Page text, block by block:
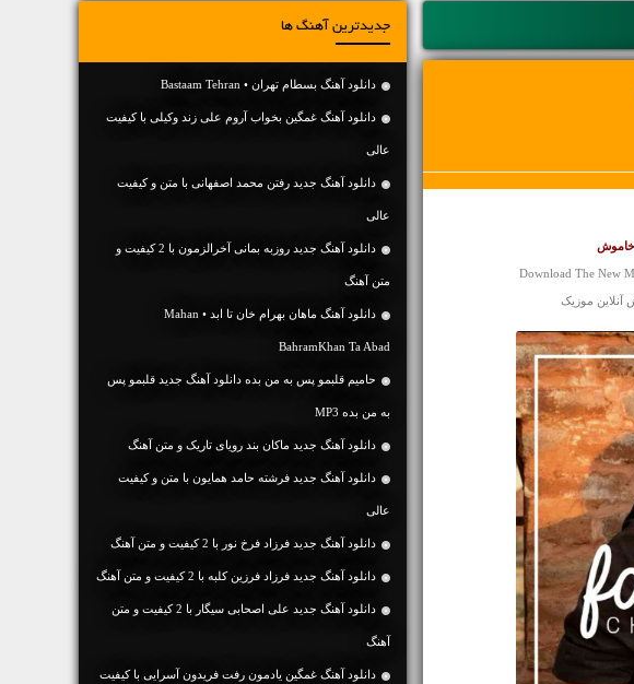
Download The New
جدیدترین آهنگ ها
دانلود آهنگ بسطام تهران • Bastaam Tehran
دانلود آهنگ غمگین بخواب آروم علی زند وکیلی با کیفیت
عالی
دانلود آهنگ جديد رفتن محمد اصفهانی با متن و کیفیت
عالی
دانلود آهنگ جديد روزبه بمانی آخرالزمون با 2 کیفیت و
متن آهنگ
دانلود آهنگ ماهان بهرام خان تا ابد • Mahan
BahramKhan Ta Abad
حامیم قلبمو پس به من بده دانلود آهنگ جدید قلبمو پس
به من بده MP3
دانلود آهنگ جديد ماکان بند رویای تاریک و متن آهنگ
دانلود آهنگ جديد فرشته حامد همایون با متن و کیفیت
عالی
دانلود آهنگ جديد فرزاد فرخ نور با 2 کیفیت و متن آهنگ
دانلود آهنگ جديد فرزاد فرزین کلبه با 2 کیفیت و متن آهنگ
دانلود آهنگ جديد علی اصحابی سیگار با 2 کیفیت و متن
آهنگ
دانلود آهنگ غمگین یادمون رفت فریدون آسرایی با کیفیت